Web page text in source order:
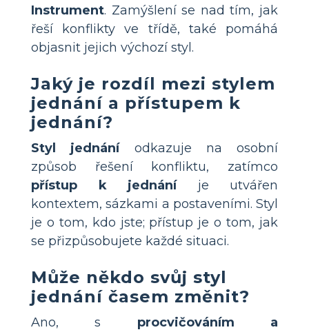
Instrument. Zamýšlení se nad tím, jak
řeší konflikty ve třídě, také pomáhá
objasnit jejich výchozí styl.
Jaký je rozdíl mezi stylem
jednání a přístupem k
jednání?
Styl jednáníodkazuje na osobní
způsob řešení konfliktu, zatímco
přístup k jednáníje utvářen
kontextem, sázkami a postaveními. Styl
je o tom, kdo jste; přístup je o tom, jak
se přizpůsobujete každé situaci.
Může někdo svůj styl
jednání časem změnit?
Ano, s procvičováním a